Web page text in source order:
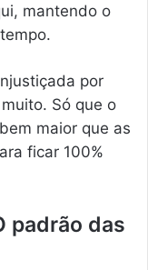
mantendo o
por
Só que o
maior que as
ficar 100%
padrão das